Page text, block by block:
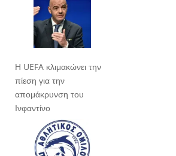
Η UEFA κλιμακώνει την
πίεση για την
απομάκρυνση του
Ινφαντίνο